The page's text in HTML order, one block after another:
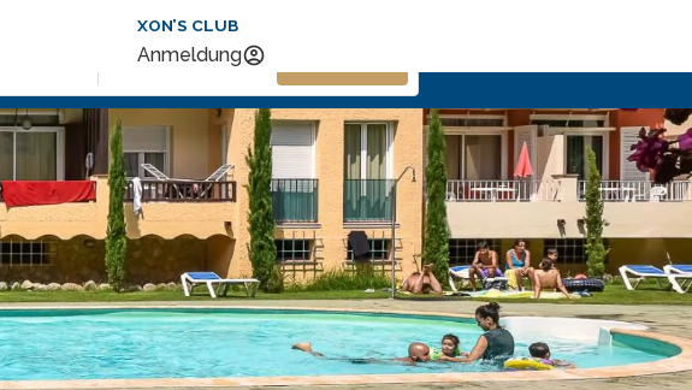
XON’S CLUB
Anmeldung
Promo